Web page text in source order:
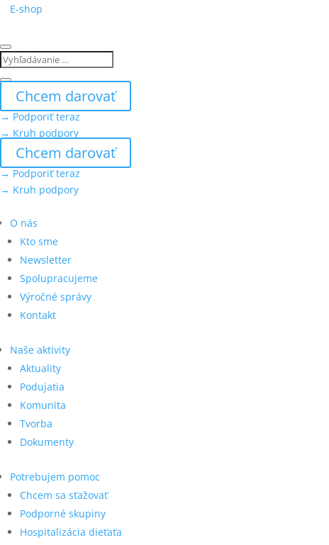
E-shop
Chcem darovať
→ Podporiť teraz
→ Kruh podpory
Chcem darovať
→ Podporiť teraz
→ Kruh podpory
O nás
Kto sme
Newsletter
Spolupracujeme
Výročné správy
Kontakt
Naše aktivity
Aktuality
Podujatia
Komunita
Tvorba
Dokumenty
Potrebujem pomoc
Chcem sa sťažovať
Podporné skupiny
Hospitalizácia dieťaťa